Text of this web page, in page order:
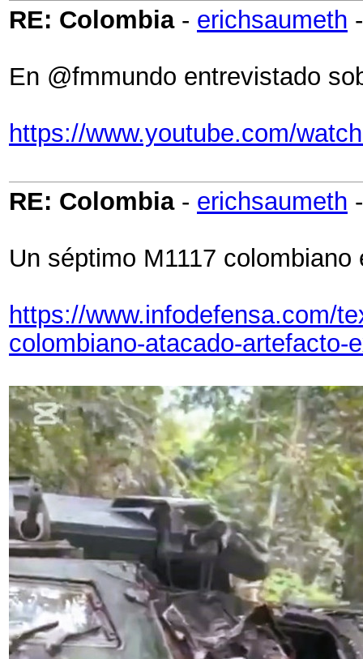
RE: Colombia- erichsaumeth
En @fmmundo entrevistado
https://www.youtube.com/
RE: Colombia- erichsaumeth
Un séptimo M1117
https://www.infodefensa.com/
colombiano-atacado-artefacto-